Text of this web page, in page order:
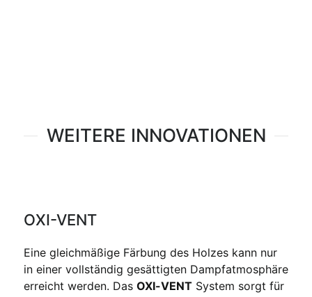
WEITERE INNOVATIONEN
OXI-VENT
Eine gleichmäßige Färbung des Holzes kann nur
in einer vollständig gesättigten Dampfatmosphäre
erreicht werden. Das OXI-VENT System sorgt für